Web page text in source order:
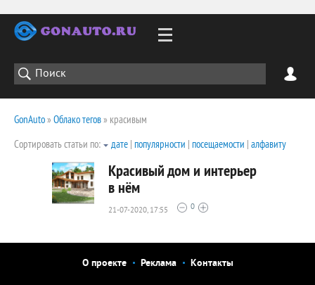
GonAuto» Облако тегов» красивым
Сортировать статьи по:
дате | популярности | посещаемости | алфавиту
Красивый дом и интерьер
в нём
21-07-2020, 17:55 0
О проекте Реклама Контакты